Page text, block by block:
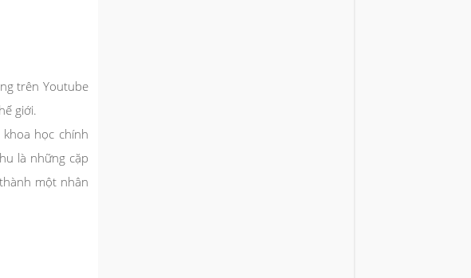
trên Youtube
giới.
học chính
là những cặp
một nhân